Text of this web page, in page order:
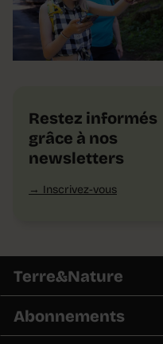
Restez informés
grâce à nos
newsletters
Inscrivez-vous
Terre&Nature
Abonnements